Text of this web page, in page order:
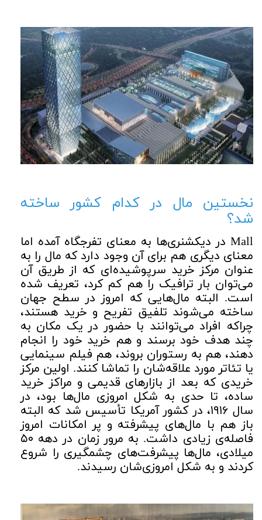
نخستین مال در کدام کشور ساخته
شد؟
Mall در دیکشنری‌ها به معنای تفرجگاه آمده اما
معنای دیگری هم برای آن وجود دارد که مال را به
عنوان مرکز خرید سرپوشیده‌ای که از طریق آن
می‌توان بار ترافیک را هم کم کرد، تعریف شده
است. البته مال‌هایی که امروز در سطح جهان
ساخته می‌شوند تلفیق تفریح و خرید هستند،
چراکه افراد می‌توانند با حضور در یک مکان به
چند هدف خود برسند و هم خرید خود را انجام
دهند، هم به رستوران بروند، هم فیلم سینمایی
یا تئاتر مورد علاقه‌شان را تماشا کنند. اولین مرکز
خریدی که بعد از بازارهای قدیمی و مراکز خرید
ساده، تا حدی به شکل امروزی مال‌ها بود، در
سال ۱۹۱۶، در کشور آمریکا تأسیس شد که البته
باز هم با مال‌های پیشرفته و پر امکانات امروز
فاصله‌ی زیادی داشت. به مرور زمان در دهه ۵۰
میلادی، مال‌ها پیشرفت‌های چشمگیری را شروع
کردند و به شکل امروزی‌شان رسیدند.